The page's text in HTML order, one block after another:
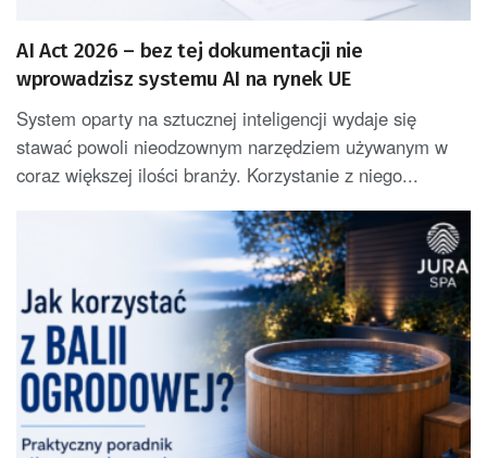
AI Act 2026 – bez tej dokumentacji nie
wprowadzisz systemu AI na rynek UE
System oparty na sztucznej inteligencji wydaje się
stawać powoli nieodzownym narzędziem używanym w
coraz większej ilości branży. Korzystanie z niego...